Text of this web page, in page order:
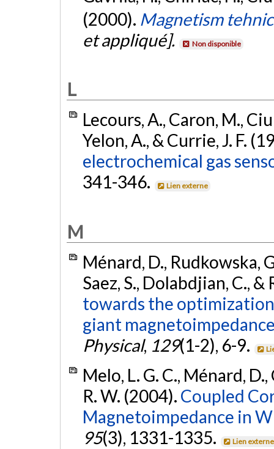
(2000). Magnetism
et appliqué].
Non disponible
L
Lecours, A., Caron, M.,
Yelon, A., & Currie, J. F.
electrochemical gas
341-346.
Lien externe
M
Ménard, D., Rudkowska,
Saez, S., Dolabdjian, C.,
towards the
giant
Physical, 129(1-2), 6-9.
Melo, L. G. C., Ménard,
R. W. (2004). Coupled
Magnetoimpedance in
95(3), 1331-1335. Lien externe